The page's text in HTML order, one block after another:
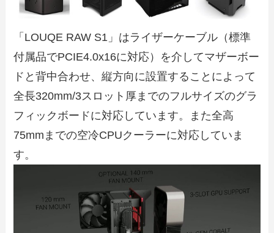
「LOUQE RAW S1」はライザーケーブル（標準
付属品でPCIE4.0x16に対応）を介してマザーボー
ドと背中合わせ、縦方向に設置することによって
全長320mm/3スロット厚までのフルサイズのグラ
フィックボードに対応しています。また全高
75mmまでの空冷CPUクーラーに対応していま
す。